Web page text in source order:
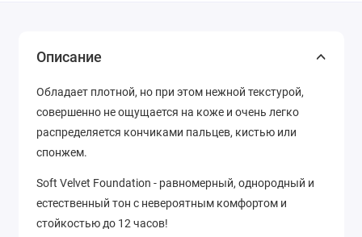
Описание
Обладает плотной, но при этом нежной текстурой,
совершенно не ощущается на коже и очень легко
распределяется кончиками пальцев, кистью или
спонжем.
Soft Velvet Foundation - равномерный, однородный и
естественный тон с невероятным комфортом и
стойкостью до 12 часов!